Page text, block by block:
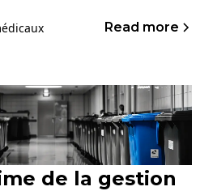
Read more
de la gestion